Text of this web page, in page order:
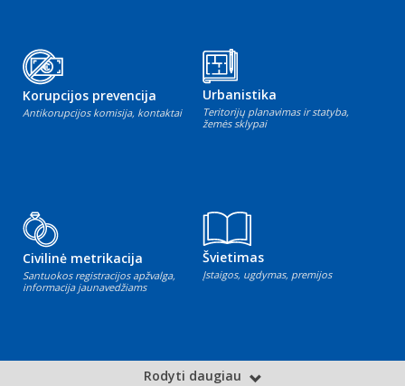
Korupcijos prevencija
Antikorupcijos komisija, kontaktai
Urbanistika
Teritorijų planavimas ir statyba,
žemės sklypai
Civilinė metrikacija
Santuokos registracijos apžvalga,
informacija jaunavedžiams
Švietimas
Įstaigos, ugdymas, premijos
Rodyti daugiau